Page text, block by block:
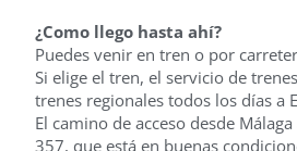
¿Como llego hasta ahí?
Puedes venir en tren o por
Si elige el tren, el servicio de
trenes regionales todos los días a
El camino de acceso desde
357, que está en buenas